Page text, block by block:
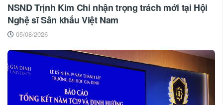
NSND Trịnh Kim Chi nhận trọng trách mới tại Hội
Nghệ sĩ Sân khấu Việt Nam
05/08/2026